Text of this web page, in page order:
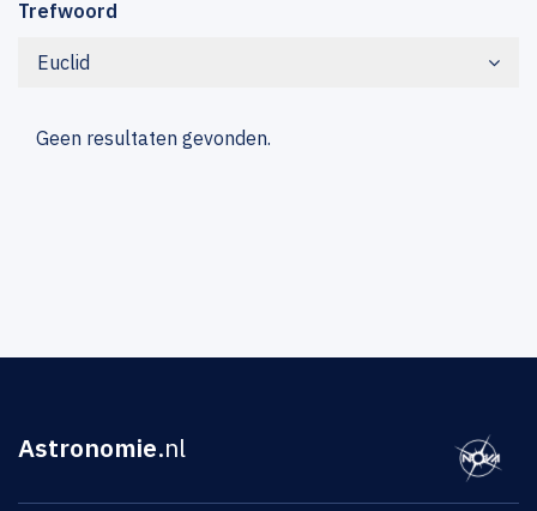
Trefwoord
Euclid
Geen resultaten gevonden.
Astronomie.nl